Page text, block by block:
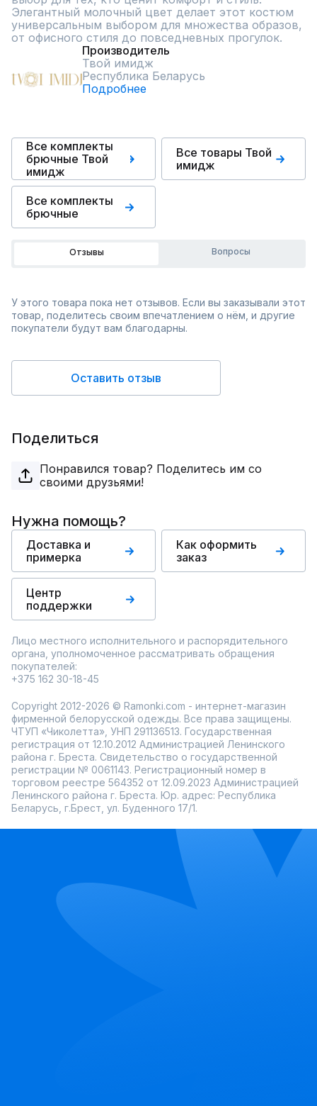
Элегантный молочный цвет делает этот костюм
универсальным выбором для множества образов,
от офисного стиля до повседневных прогулок.
Производитель
Твой имидж
Республика Беларусь
Подробнее
Все комплекты
брючные Твой
имидж
Все товары Твой
имидж
Все комплекты
брючные
Отзывы Вопросы
У этого товара пока нет отзывов. Если вы заказывали этот
товар, поделитесь своим впечатлением о нём, и другие
покупатели будут вам благодарны.
Оставить отзыв
Поделиться
Понравился товар? Поделитесь им со
своими друзьями!
Нужна помощь?
Доставка и
примерка
Как оформить
заказ
Центр
поддержки
Лицо местного исполнительного и распорядительного
органа, уполномоченное рассматривать обращения
покупателей:
+375 162 30-18-45
Copyright 2012-2026 © Ramonki.com - интернет-магазин
фирменной белорусской одежды. Все права защищены.
ЧТУП «Чиколетта», УНП 291136513. Государственная
регистрация от 12.10.2012 Администрацией Ленинского
района г. Бреста. Свидетельство о государственной
регистрации № 0061143. Регистрационный номер в
торговом реестре 564352 от 12.09.2023 Администрацией
Ленинского района г. Бреста. Юр. адрес: Республика
Беларусь, г.Брест, ул. Буденного 17/1.